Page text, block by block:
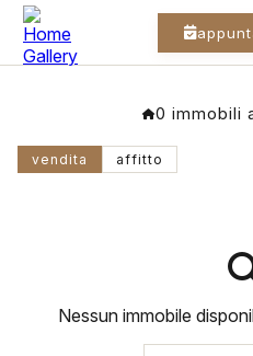
0 immobili
vendita affitto
Nessun immobile